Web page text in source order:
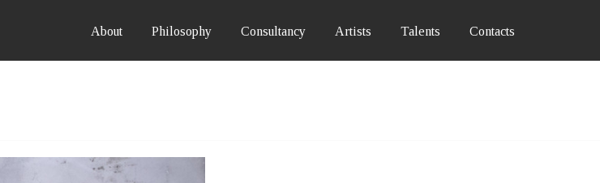
About Philosophy Consultancy Artists Talents Contacts